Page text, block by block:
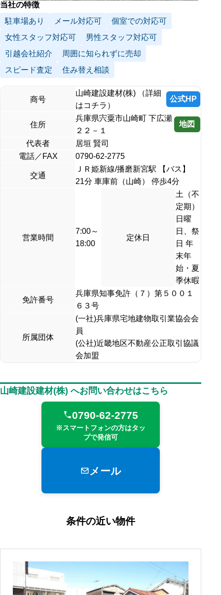
当社の特徴
駐車場あり
メール対応可
個室での対応可
女性スタッフ対応可
男性スタッフ対応可
引越会社紹介
周囲に知られずに売却
スピード査定
住み替え相談
商号
山崎建設建材(株) （詳細
はコチラ）
公式HP
住所
兵庫県宍粟市山崎町 下広瀬
２２－１
地図
代表者
居垣 賢司
電話／FAX
0790-62-2775
交通
ＪＲ姫新線/播磨新宮駅 【バス】
21分 車庫前（山崎） 停歩4分
営業時間
7:00～
18:00
定休日
土（不
定期）
日曜
日、祭
日 年
末年
始・夏
季休暇
免許番号
兵庫県知事免許（７）第５００１
６３号
所属団体
(一社)兵庫県宅地建物取引業協会会
員
(公社)近畿地区不動産公正取引協議
会加盟
山崎建設建材(株) へお問い合わせはこちら
0790-62-2775
※スマートフォンの方はタッ
プで発信可
メール
条件の近い物件